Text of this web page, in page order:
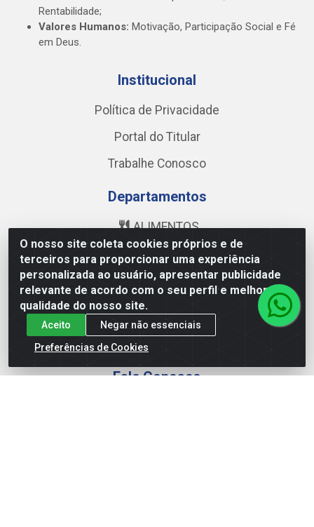
O nosso site coleta cookies próprios e de
terceiros para proporcionar uma experiência
personalizada ao usuário, apresentar publicidade
relevante de acordo com o seu perfil e melhorar a
qualidade do nosso site.
Aceito
Negar não essenciais
Preferências de Cookies
Rentabilidade;
Valores Humanos: Motivação, Participação Social e Fé
em Deus.
Institucional
Política de Privacidade
Portal do Titular
Trabalhe Conosco
Departamentos
ALIMENTOS
BEBIDAS
BOMBONIERE
LIMPEZA
PERFUMARIA
Fale Conosco